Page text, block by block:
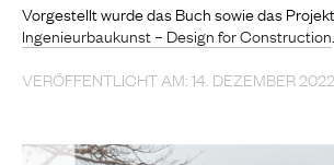
Vorgestellt wurde das Buch sowie das
Ingenieurbaukunst – Design for Construction
VERÖFFENTLICHT AM: 14. DEZEMBER 2022